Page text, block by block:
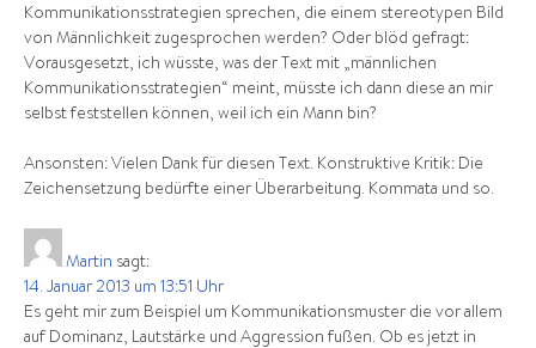
Kommunikationsstrategien sprechen, die einem stereotypen Bild
von Männlichkeit zugesprochen werden? Oder blöd gefragt:
Vorausgesetzt, ich wüsste, was der Text mit „männlichen
Kommunikationsstrategien“ meint, müsste ich dann diese an mir
selbst feststellen können, weil ich ein Mann bin?
Ansonsten: Vielen Dank für diesen Text. Konstruktive Kritik: Die
Zeichensetzung bedürfte einer Überarbeitung. Kommata und so.
Martin sagt:
14. Januar 2013 um 13:51 Uhr
Es geht mir zum Beispiel um Kommunikationsmuster die vor allem
auf Dominanz, Lautstärke und Aggression fußen. Ob es jetzt in